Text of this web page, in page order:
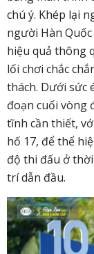
chú ý. Khép lại
người Hàn
hiệu quả thông
lối chơi chắc
thách. Dưới sức
đoạn cuối vòng
tĩnh cần thiết,
hố 17, để thể
độ thi đấu ở
trí dẫn đầu.